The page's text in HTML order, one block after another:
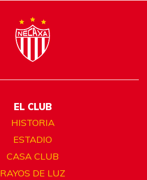
EL CLUB
HISTORIA
ESTADIO
CASA CLUB
RAYOS DE LUZ